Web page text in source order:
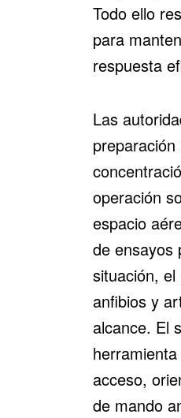
Todo ello
para
respuesta
Las
operación
espacio
de ensayos
situación,
anfibios y
alcance. El
acceso,
de mando